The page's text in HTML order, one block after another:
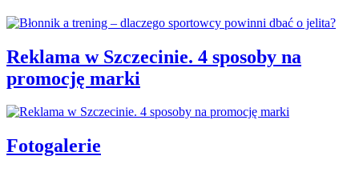
Reklama w Szczecinie. 4 sposoby na
promocję marki
Fotogalerie